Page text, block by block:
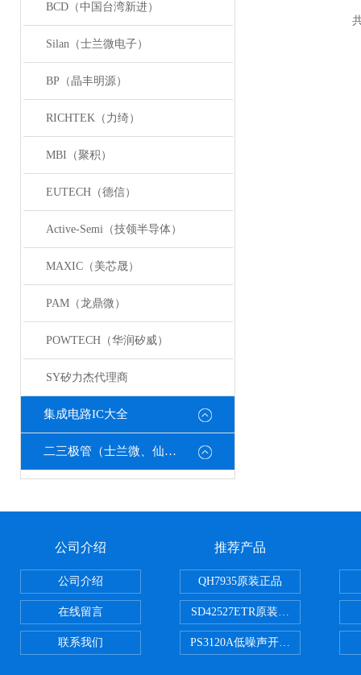
BCD（中国台湾新进）
Silan（士兰微电子）
BP（晶丰明源）
RICHTEK（力绮）
MBI（聚积）
EUTECH（德信）
Active-Semi（技领半导体）
MAXIC（美芯晟）
PAM（龙鼎微）
POWTECH（华润矽威）
SY矽力杰代理商
集成电路IC大全
二三极管（士兰微、仙童、强茂、海矽美、光宝等）
公司介绍
公司介绍
在线留言
联系我们
推荐产品
QH7935原装正品
SD42527ETR原装正品
PS3120A低噪声开关电容器原装正